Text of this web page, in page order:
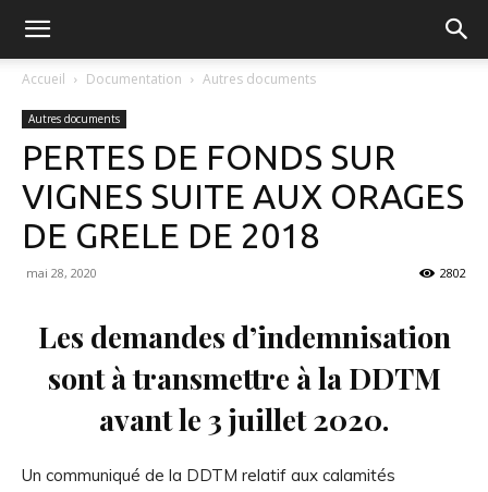
FGVB
Accueil Documentation Autres documents
Autres documents
PERTES DE FONDS SUR
VIGNES SUITE AUX ORAGES
DE GRELE DE 2018
mai 28, 2020 2802
Les demandes d’indemnisation
sont à transmettre à la DDTM
avant le 3 juillet 2020.
Un communiqué de la DDTM relatif aux calamités